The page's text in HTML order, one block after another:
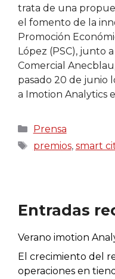
trata de una
el fomento de la
Promoción
López (PSC), junto
Comercial
pasado 20 de junio
a Imotion Analytics
Categorías
Prensa
Etiquetas
premios, smart
Entradas
Verano imotion
El crecimiento del
operaciones en